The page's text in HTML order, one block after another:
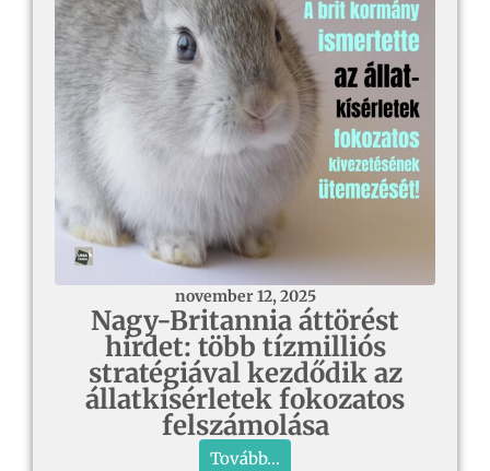
november 12, 2025
Nagy-Britannia áttörést
hirdet: több tízmilliós
stratégiával kezdődik az
állatkísérletek fokozatos
felszámolása
Tovább...